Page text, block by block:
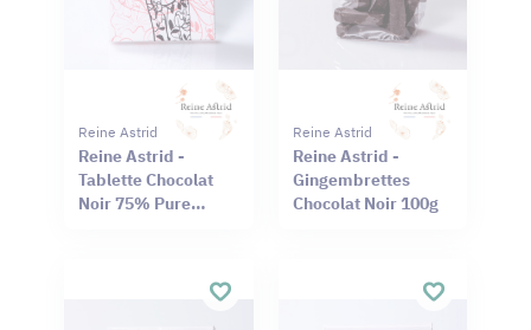
Reine Astrid
Reine Astrid -
Tablette Chocolat
Noir 75% Pure
Reine Astrid
Reine Astrid -
Gingembrettes
Chocolat Noir 100g